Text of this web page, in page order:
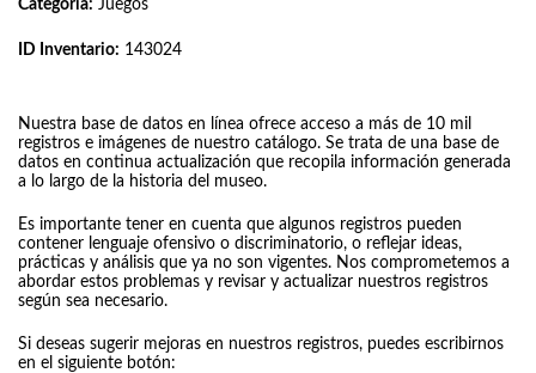
Categoría: Juegos
ID Inventario: 143024
Nuestra base de datos en línea ofrece acceso a más de 10 mil
registros e imágenes de nuestro catálogo. Se trata de una base de
datos en continua actualización que recopila información generada
a lo largo de la historia del museo.
Es importante tener en cuenta que algunos registros pueden
contener lenguaje ofensivo o discriminatorio, o reflejar ideas,
prácticas y análisis que ya no son vigentes. Nos comprometemos a
abordar estos problemas y revisar y actualizar nuestros registros
según sea necesario.
Si deseas sugerir mejoras en nuestros registros, puedes escribirnos
en el siguiente botón: